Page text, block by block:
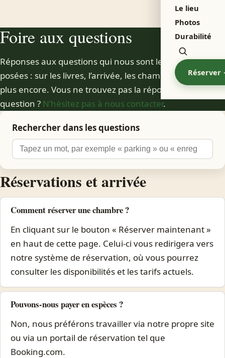
Le lieu
Photos
Durabilité
Zoeken
Réserver
Foire aux questions
Réponses aux questions qui nous sont le plus souvent
posées : sur les livres, l’arrivée, les chambres et bien
plus encore. Vous ne trouvez pas la réponse à votre
question ? N’hésitez pas à nous contacter.
Rechercher dans les questions
Réservations et arrivée
Comment réserver une chambre ?
En cliquant sur le bouton « Réserver maintenant »
en haut de cette page. Celui-ci vous redirigera vers
notre système de réservation, où vous pourrez
consulter les disponibilités et les tarifs actuels.
Pouvons-nous payer en espèces ?
Non, nous préférons travailler via notre propre site
ou via un portail de réservation tel que
Booking.com.